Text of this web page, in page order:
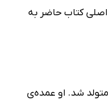
اصلی کتاب حاضر به
انگلستان متولد شد. او عمده‌ی